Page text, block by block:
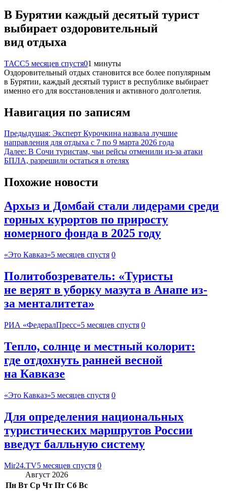
В Бурятии каждый десятый турист
выбирает оздоровительный
вид отдыха
ТАСС5 месяцев спустя01 минуты
Оздоровительный отдых становится все более популярным
в Бурятии, каждый десятый турист в республике выбирает
именно его для восстановления и активного долголетия.
Навигация по записям
Предыдущая: Эксперт Курочкина назвала лучшие
направления для отдыха с 7 по 9 марта 2026 года
Далее: В Сочи туристам, чьи рейсы отменили из-за атаки
БПЛА, разрешили остаться в отелях
Похожие новости
Архыз и Домбай стали лидерами среди
горных курортов по приросту
номерного фонда в 2025 году
«Это Кавказ»5 месяцев спустя 0
Политобозреватель: «Туристы
не верят в уборку мазута в Анапе из-
за менталитета»
РИА «ФедералПресс»5 месяцев спустя 0
Тепло, солнце и местный колорит:
где отдохнуть ранней весной
на Кавказе
«Это Кавказ»5 месяцев спустя 0
Для определения национальных
туристических маршрутов России
введут балльную систему
Mir24.TV5 месяцев спустя 0
Август 2026
Пн Вт Ср Чт Пт Сб Вс